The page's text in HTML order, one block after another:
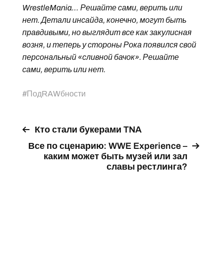
WrestleMania… Решайте сами, верить или
нет. Детали инсайда, конечно, могут быть
правдивыми, но выглядит все как закулисная
возня, и теперь у стороны Рока появился свой
персональный «сливной бачок». Решайте
сами, верить или нет.
#ПодRAWбности
Кто стали букерами TNA
Все по сценарию: WWE Experience –
каким может быть музей или зал
славы рестлинга?